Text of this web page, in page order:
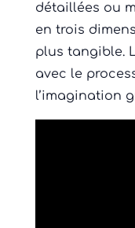
détaillées ou
en trois
plus tangible.
avec le
l’imagination